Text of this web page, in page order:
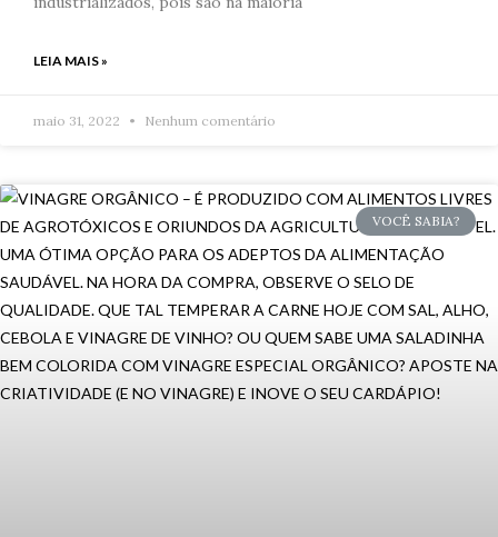
LEIA MAIS »
maio 31, 2022 Nenhum comentário
VOCÊ SABIA?